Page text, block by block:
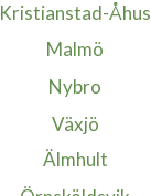
Kristianstad-Åhus
Malmö
Nybro
Växjö
Älmhult